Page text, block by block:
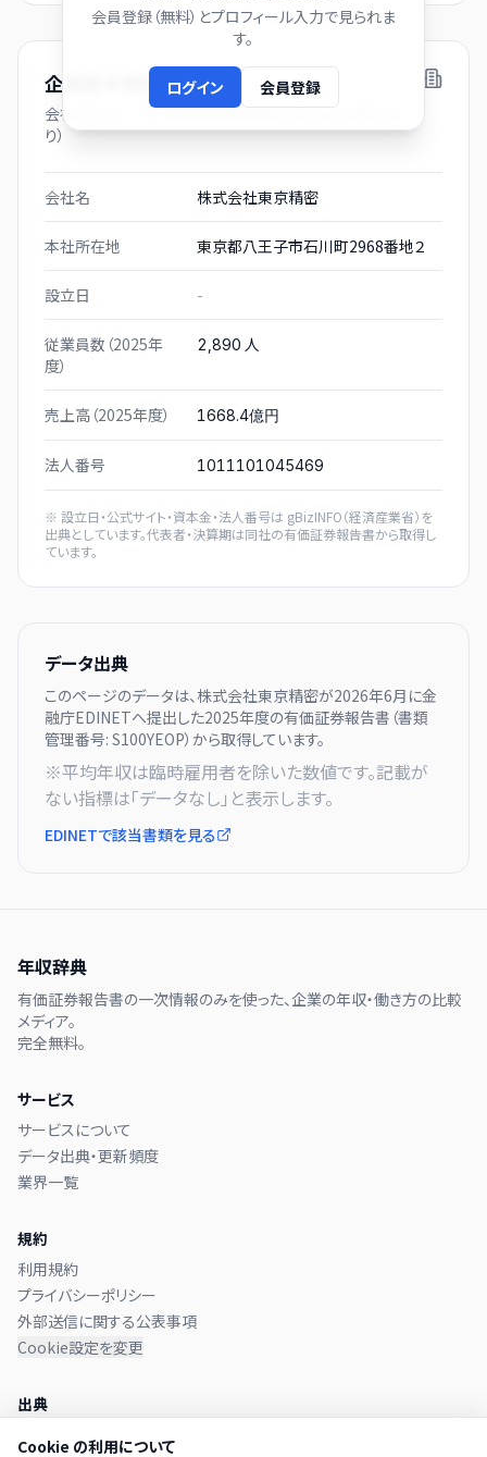
会員登録（無料）とプロフィール入力で見られま
す。
ログイン 会員登録
企業基本情報
会社プロフィール（有価証券報告書および gBizINFO よ
り）
会社名 株式会社東京精密
本社所在地 東京都八王子市石川町2968番地２
設立日 -
従業員数（2025年
度）
2,890 人
売上高（2025年度） 1668.4億円
法人番号 1011101045469
※ 設立日・公式サイト・資本金・法人番号は gBizINFO（経済産業省）を
出典としています。代表者・決算期は同社の有価証券報告書から取得し
ています。
データ出典
このページのデータは、株式会社東京精密が2026年6月に金
融庁EDINETへ提出した2025年度の有価証券報告書（書類
管理番号: S100YEOP）から取得しています。
※平均年収は臨時雇用者を除いた数値です。記載が
ない指標は「データなし」と表示します。
EDINETで該当書類を見る
年収辞典
有価証券報告書の一次情報のみを使った、企業の年収・働き方の比較
メディア。
完全無料。
サービス
サービスについて
データ出典・更新頻度
業界一覧
規約
利用規約
プライバシーポリシー
外部送信に関する公表事項
Cookie設定を変更
出典
本サイトのデータは
Cookie の利用について